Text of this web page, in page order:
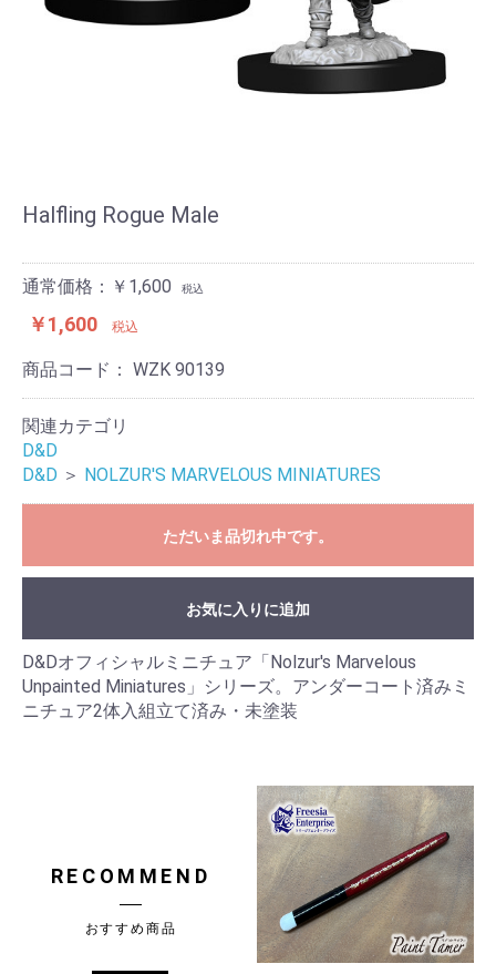
Halfling Rogue Male
通常価格：￥1,600 税込
￥1,600 税込
商品コード： WZK 90139
関連カテゴリ
D&D
D&D ＞ NOLZUR'S MARVELOUS MINIATURES
ただいま品切れ中です。
お気に入りに追加
D&Dオフィシャルミニチュア「Nolzur's Marvelous
Unpainted Miniatures」シリーズ。アンダーコート済みミ
ニチュア2体入組立て済み・未塗装
RECOMMEND
おすすめ商品